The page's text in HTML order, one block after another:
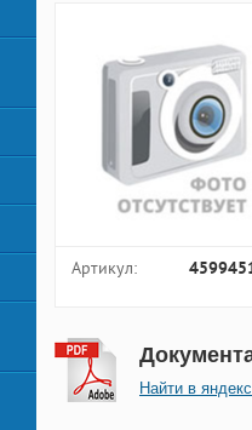
Артикул:
Найти в яндекс